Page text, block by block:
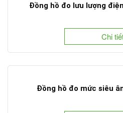
Đồng hồ đo lưu lượng
Chi
Đồng hồ đo mức siêu